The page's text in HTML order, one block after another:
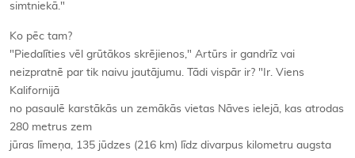
simtniekā."
Ko pēc tam?
"Piedalīties vēl grūtākos skrējienos," Artūrs ir gandrīz vai
neizpratnē par tik naivu jautājumu. Tādi vispār ir? "Ir. Viens
Kalifornijā
no pasaulē karstākās un zemākās vietas Nāves ielejā, kas atrodas
280 metrus zem
jūras līmeņa, 135 jūdzes (216 km) līdz divarpus kilometru augsta